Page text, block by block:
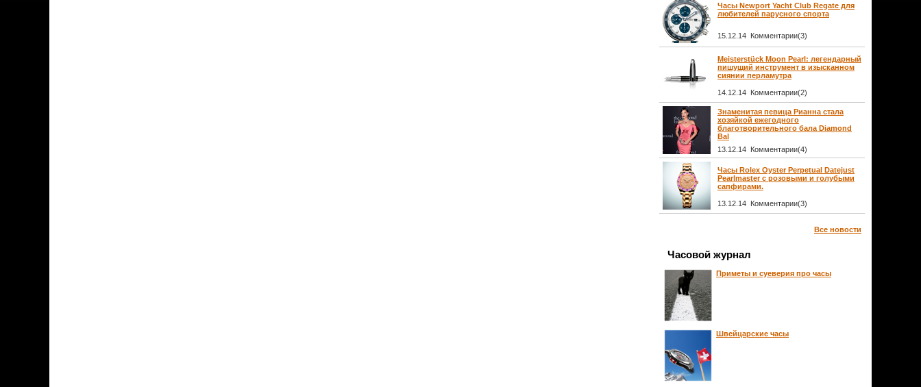
Часы Newport Yacht Club Regate для
любителей парусного спорта
15.12.14 Комментарии(3)
Meisterstück Moon Pearl: легендарный
пишущий инструмент в изысканном
сиянии перламутра
14.12.14 Комментарии(2)
Знаменитая певица Рианна стала
хозяйкой ежегодного
благотворительного бала Diamond
Bal
13.12.14 Комментарии(4)
Часы Rolex Oyster Perpetual Datejust
Pearlmaster с розовыми и голубыми
сапфирами.
13.12.14 Комментарии(3)
Все новости
Часовой журнал
Приметы и суеверия про часы
Швейцарские часы